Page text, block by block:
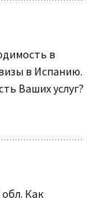
в
в Испанию.
Ваших услуг?
Как